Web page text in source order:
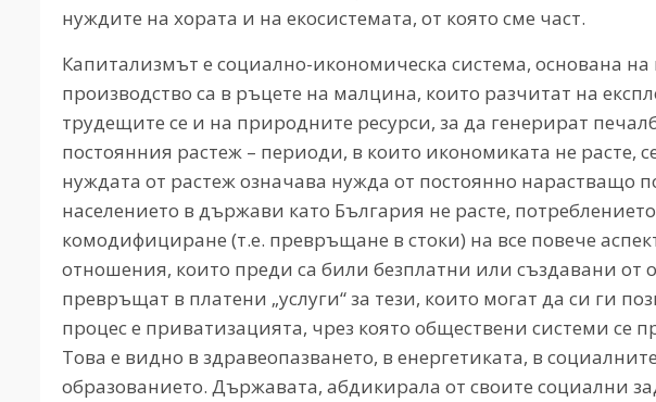
нуждите на хората и на екосистемата, от която сме част.
Капитализмът е социално-икономическа система, основана на
производство са в ръцете на малцина, които разчитат на
трудещите се и на природните ресурси, за да генерират
постоянния растеж – периоди, в които икономиката не расте,
нуждата от растеж означава нужда от постоянно нарастващо
населението в държави като България не расте,
комодифициране (т.е. превръщане в стоки) на все повече
отношения, които преди са били безплатни или създавани от
превръщат в платени „услуги“ за тези, които могат да си ги
процес е приватизацията, чрез която обществени системи се
Това е видно в здравеопазването, в енергетиката, в
образованието. Държавата, абдикирала от своите социални